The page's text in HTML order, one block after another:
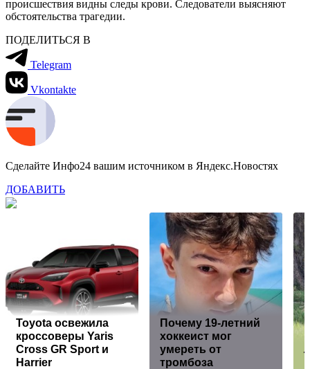
происшествия видны следы крови. Следователи выясняют
обстоятельства трагедии.
ПОДЕЛИТЬСЯ В
Telegram
Vkontakte
Сделайте Инфо24 вашим источником в Яндекс.Новостях
ДОБАВИТЬ
Toyota освежила
кроссоверы Yaris
Cross GR Sport и
Harrier
Почему 19-летний
хоккеист мог
умереть от
тромбоза